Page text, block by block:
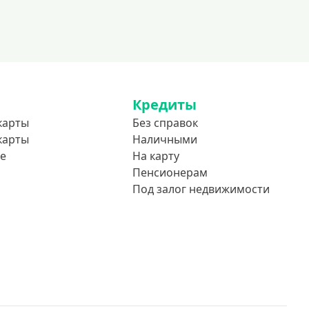
Кредиты
Без справок
Наличными
На карту
Пенсионерам
Под залог недвижимости